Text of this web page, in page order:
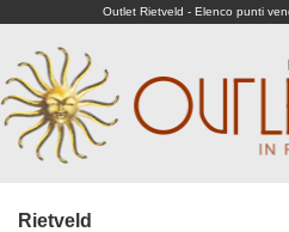
Outlet Rietveld - Elenco punti
Rietveld